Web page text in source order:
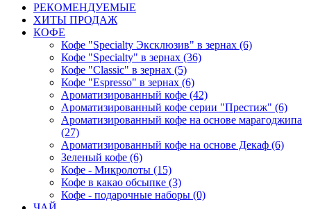
РЕКОМЕНДУЕМЫЕ
ХИТЫ ПРОДАЖ
КОФЕ
Кофе "Specialty Эксклюзив" в зернах (6)
Кофе "Specialty" в зернах (36)
Кофе "Classic" в зернах (5)
Кофе "Espresso" в зернах (6)
Ароматизированный кофе (42)
Ароматизированный кофе серии "Престиж" (6)
Ароматизированный кофе на основе марагоджипа
(27)
Ароматизированный кофе на основе Декаф (6)
Зеленый кофе (6)
Кофе - Микролоты (15)
Кофе в какао обсыпке (3)
Кофе - подарочные наборы (0)